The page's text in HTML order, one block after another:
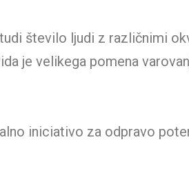
število ljudi z različnimi
je velikega pomena
iniciativo za odpravo